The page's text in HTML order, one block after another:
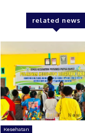
related news
Kesehatan